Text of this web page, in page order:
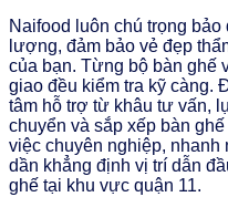
Naifood luôn chú trọng
lượng, đảm bảo vẻ đẹp
của bạn. Từng bộ bàn ghế
giao đều kiểm tra kỹ càng.
tâm hỗ trợ từ khâu tư vấn,
chuyển và sắp xếp bàn
việc chuyên nghiệp, nhanh
dần khẳng định vị trí dẫn
ghế tại khu vực quận 11.